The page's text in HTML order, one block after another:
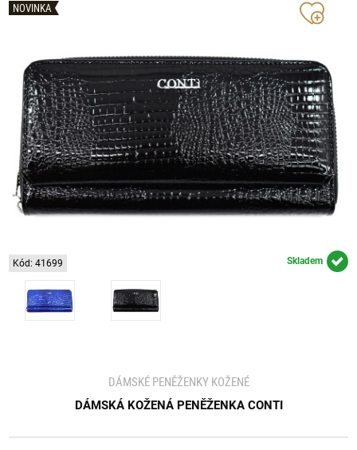
NOVINKA
Kód: 41699 Skladem
DÁMSKÉ PENĚŽENKY KOŽENÉ
DÁMSKÁ KOŽENÁ PENĚŽENKA CONTI